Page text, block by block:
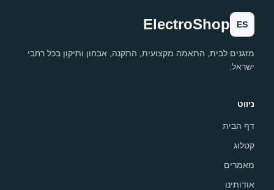
ES
ElectroShop
מזגנים לבית, התאמה מקצועית, התקנה, אבחון ותיקון בכל רחבי
ישראל.
ניווט
דף הבית
קטלוג
מאמרים
אודותינו